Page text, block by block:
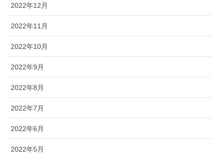
2022年12月
2022年11月
2022年10月
2022年9月
2022年8月
2022年7月
2022年6月
2022年5月